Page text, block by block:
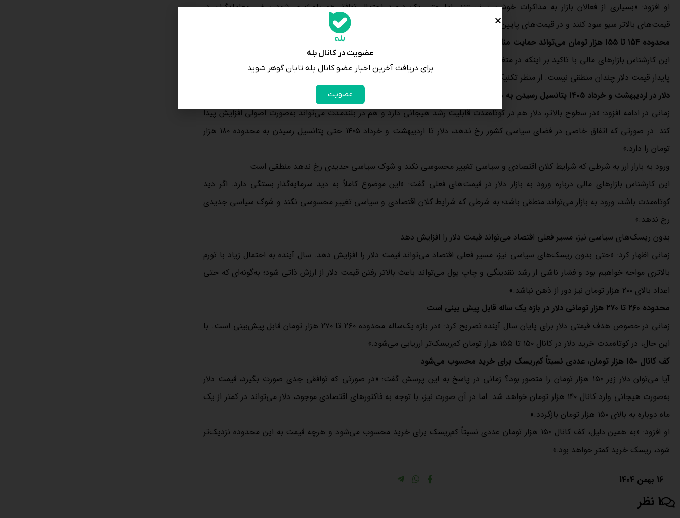
او افزود: «بسیاری از فعالان بازار به مذاکرات خوش‌بین نیستند، اما حتی یک درصد احتمال توافق هم باعث می‌شود برخی معامله‌گران در
قیمت‌های بالاتر سیو سود کنند و در قیمت‌های پایین‌تر بار دیگر خرید انجام دهند.»
محدوده ۱۵۴ تا ۱۵۵ هزار تومان می‌تواند حمایت مناسبی برای دلار باشد
این کارشناس بازارهای مالی با تاکید بر اینکه در متغیرهای کلان اقتصادی بهبودی رخ نداده، گفت: «با توجه به شرایط فعلی، انتظار افت شدید و
پایدار قیمت دلار چندان منطقی نیست. از منظر تکنیکال، محدوده ۱۵۴ تا ۱۵۵ هزار تومان می‌تواند حمایت مناسبی برای دلار باشد.»
دلار در اردیبهشت و خرداد ۱۴۰۵ پتانسیل رسیدن به محدوده ۱۸۰ هزار تومان را دارد
زمانی در ادامه افزود: «در سطوح بالاتر، دلار هم در کوتاه‌مدت قابلیت رشد هیجانی دارد و هم در بلندمدت می‌تواند به‌صورت اصولی افزایش پیدا
کند. در صورتی که اتفاق خاصی در فضای سیاسی کشور رخ ندهد، دلار تا اردیبهشت و خرداد ۱۴۰۵ حتی پتانسیل رسیدن به محدوده ۱۸۰ هزار
تومان را دارد.»
ورود به بازار ارز به شرطی که شرایط کلان اقتصادی و سیاسی تغییر محسوسی نکند و شوک سیاسی جدیدی رخ ندهد منطقی است
این کارشناس بازارهای مالی درباره ورود به بازار دلار در قیمت‌های فعلی گفت: «این موضوع کاملاً به دید سرمایه‌گذار بستگی دارد. اگر دید
کوتاه‌مدت باشد، ورود به بازار می‌تواند منطقی باشد؛ به شرطی که شرایط کلان اقتصادی و سیاسی تغییر محسوسی نکند و شوک سیاسی جدیدی
رخ ندهد.»
بدون ریسک‌های سیاسی نیز، مسیر فعلی اقتصاد می‌تواند قیمت دلار را افزایش دهد
زمانی اظهار کرد: «حتی بدون ریسک‌های سیاسی نیز، مسیر فعلی اقتصاد می‌تواند قیمت دلار را افزایش دهد. سال آینده به احتمال زیاد با تورم
بالاتری مواجه خواهیم بود و فشار ناشی از رشد نقدینگی و چاپ پول می‌تواند باعث بالاتر رفتن قیمت دلار از ارزش ذاتی شود؛ به‌گونه‌ای که حتی
اعداد بالای ۲۰۰ هزار تومان نیز دور از ذهن نباشد.»
محدوده ۲۶۰ تا ۲۷۰ هزار تومانی دلار در بازه یک ساله قابل پیش بینی است
زمانی در خصوص هدف قیمتی دلار برای پایان سال آینده تصریح کرد: «در بازه یک‌ساله محدوده ۲۶۰ تا ۲۷۰ هزار تومان قابل پیش‌بینی است. با
این حال، در کوتاه‌مدت خرید دلار در کانال ۱۵۰ تا ۱۵۵ هزار تومان کم‌ریسک‌تر ارزیابی می‌شود.»
کف کانال ۱۵۰ هزار تومان، عددی نسبتاً کم‌ریسک برای خرید محسوب می‌شود
آیا می‌توان دلار زیر ۱۵۰ هزار تومان را متصور بود؟ زمانی در پاسخ به این پرسش گفت: «در صورتی که توافقی جدی صورت بگیرد، قیمت دلار
به‌صورت هیجانی وارد کانال ۱۴۰ هزار تومان خواهد شد. اما در آن صورت نیز، با توجه به فاکتورهای اقتصادی موجود، دلار می‌تواند در کمتر از یک
ماه دوباره به بالای ۱۵۰ هزار تومان بازگردد.»
او افزود: «به همین دلیل، کف کانال ۱۵۰ هزار تومان عددی نسبتاً کم‌ریسک برای خرید محسوب می‌شود و هرچه قیمت به این محدوده نزدیک‌تر
شود، ریسک خرید کمتر خواهد بود.»
16 بهمن 1404
1 نظر
عضویت در کانال بله
برای دریافت آخرین اخبار عضو کانال بله تابان گوهر شوید
عضویت